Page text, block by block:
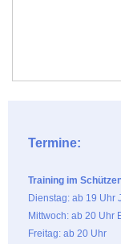
Termine:
Training im
Dienstag: ab 19 Uhr
Mittwoch: ab 20 Uhr
Freitag: ab 20 Uhr